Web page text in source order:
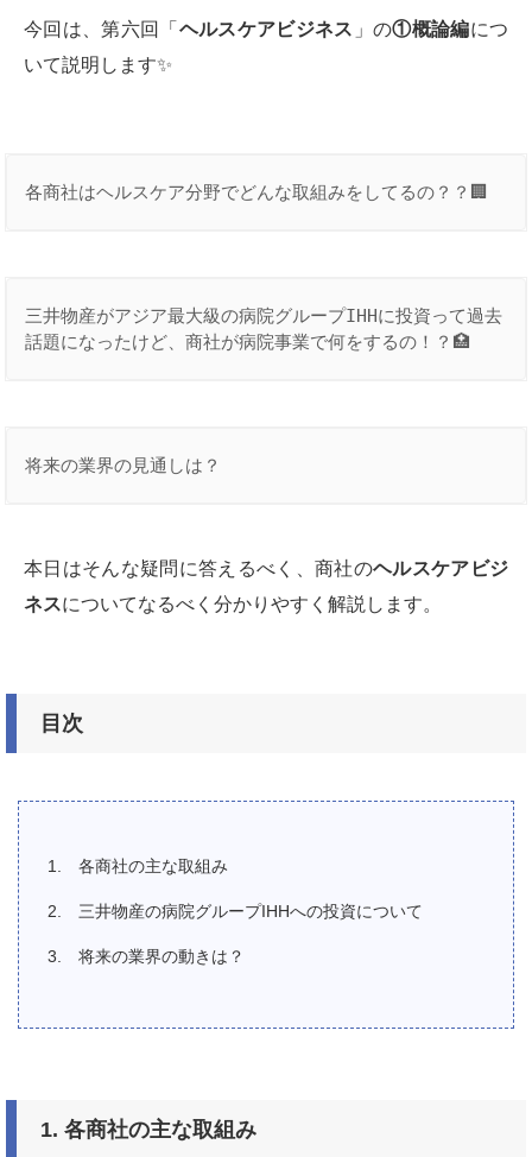
今回は、第六回「 ヘルスケアビジネス 」の①概論編につ
いて説明します✨
各商社はヘルスケア分野でどんな取組みをしてるの？？🏢
三井物産がアジア最大級の病院グループIHHに投資って過去
話題になったけど、商社が病院事業で何をするの！？🏥
将来の業界の見通しは？
本日はそんな疑問に答えるべく、商社のヘルスケアビジ
ネスについてなるべく分かりやすく解説します。
目次
各商社の主な取組み
三井物産の病院グループIHHへの投資について
将来の業界の動きは？
1. 各商社の主な取組み